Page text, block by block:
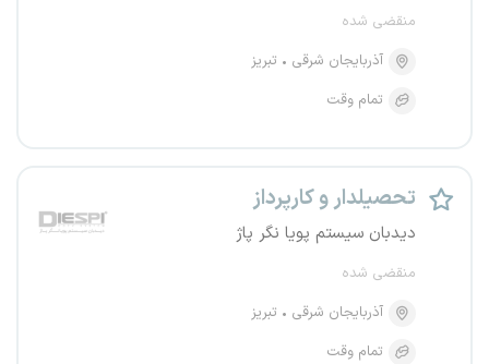
منقضی شده
آذربایجان شرقی
تبریز
تمام وقت
تحصیلدار و کارپرداز
دیدبان سیستم پویا نگر پاژ
منقضی شده
آذربایجان شرقی
تبریز
تمام وقت